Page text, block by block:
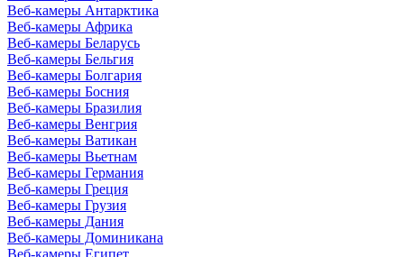
Веб-камеры Антарктика
Веб-камеры Африка
Веб-камеры Беларусь
Веб-камеры Бельгия
Веб-камеры Болгария
Веб-камеры Босния
Веб-камеры Бразилия
Веб-камеры Венгрия
Веб-камеры Ватикан
Веб-камеры Вьетнам
Веб-камеры Германия
Веб-камеры Греция
Веб-камеры Грузия
Веб-камеры Дания
Веб-камеры Доминикана